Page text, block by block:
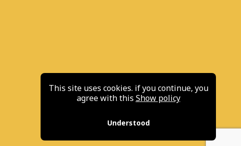
This site uses cookies. if you continue, you
agree with this Show policy
Understood